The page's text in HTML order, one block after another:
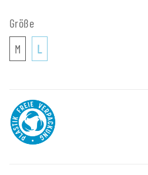
Größe
M
L